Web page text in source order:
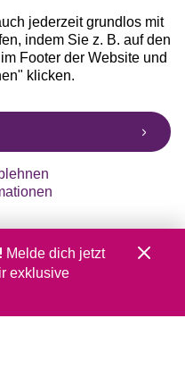
jederzeit grundlos mit
indem Sie z. B. auf den
Footer der Website und
klicken.
Melde dich jetzt
exklusive